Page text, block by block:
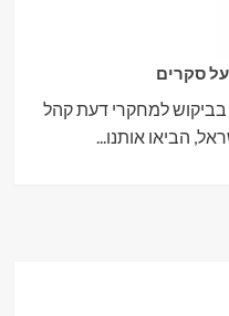
בביקוש למחקרי דעת קהל
הביאו אותנו...